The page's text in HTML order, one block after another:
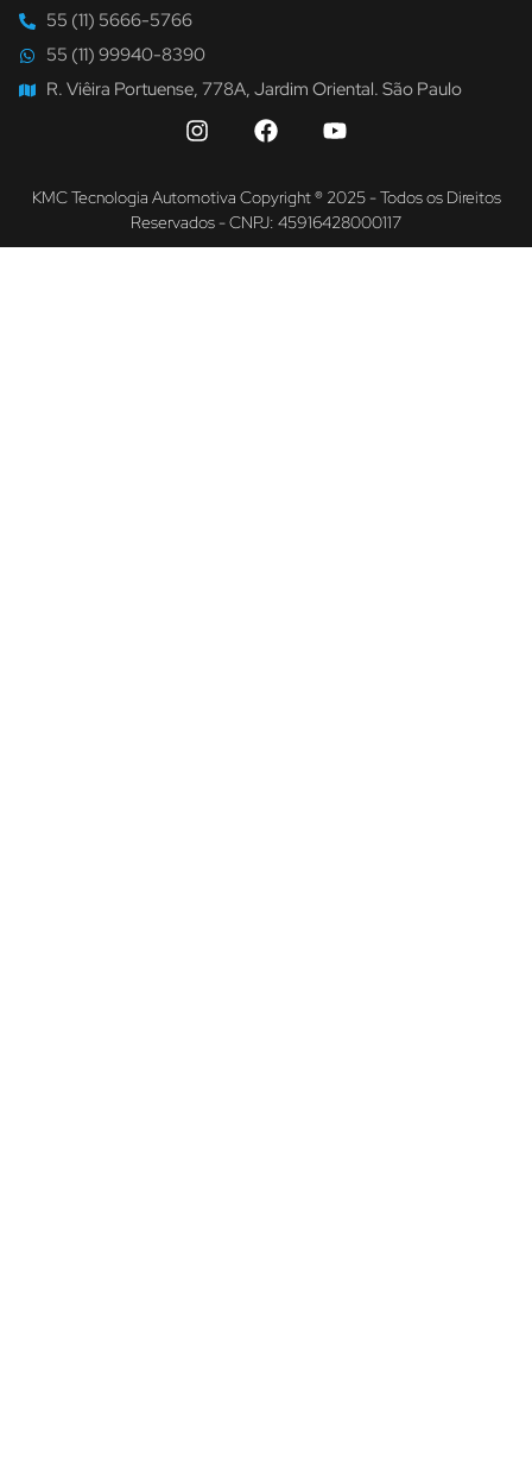
55 (11) 5666-5766
55 (11) 99940-8390
R. Viêira Portuense, 778A, Jardim Oriental. São Paulo
KMC Tecnologia Automotiva Copyright ® 2025 - Todos os Direitos
Reservados - CNPJ: 45916428000117